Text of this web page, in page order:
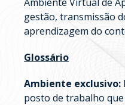
gestão, transmissão
aprendizagem do
Glossário
Ambiente exclusivo:
posto de trabalho